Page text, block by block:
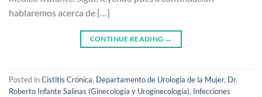
hablaremos acerca de […]
CONTINUE READING →
Posted inCistitis Crónica, Departamento de Urología de la Mujer, Dr.
Roberto Infante Salinas (Ginecología y Uroginecología), Infecciones